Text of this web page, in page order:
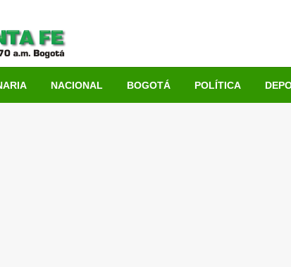
NACIONAL BOGOTÁ POLÍTICA